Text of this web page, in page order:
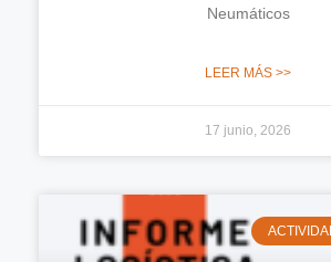
Neumáticos
LEER MÁS >>
17 junio, 2026